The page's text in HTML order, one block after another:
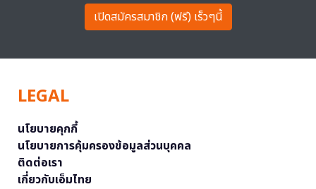
เปิดสมัครสมาชิก (ฟรี) เร็วๆนี้
LEGAL
นโยบายคุกกี้
นโยบายการคุ้มครองข้อมูลส่วนบุคคล
ติดต่อเรา
เกี่ยวกับเอ็มไทย